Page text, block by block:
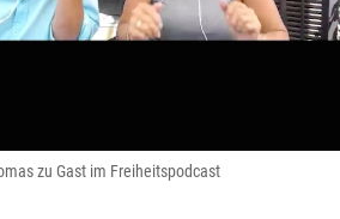
zu Gast im Freiheitspodcast